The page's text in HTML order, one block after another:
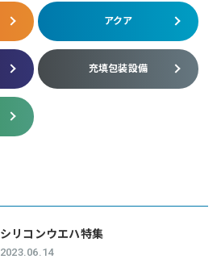
アクア
充填包装設備
シリコンウエハ特集
2023.06.14